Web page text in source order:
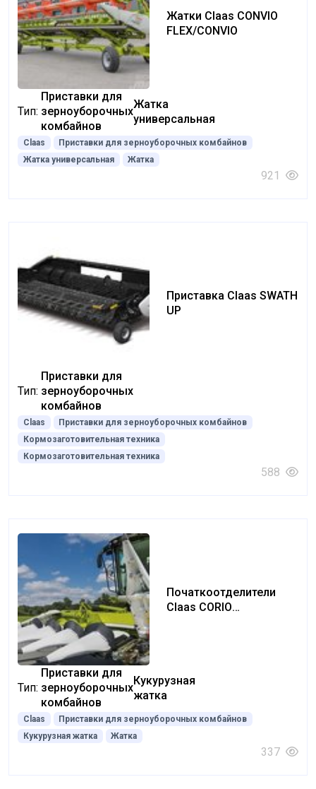
Жатки Claas CONVIO
FLEX/CONVIO
Тип:
Приставки для
зерноуборочных
комбайнов
Жатка
универсальная
Claas
Приставки для зерноуборочных комбайнов
Жатка универсальная
Жатка
921
Приставка Claas SWATH
UP
Тип:
Приставки для
зерноуборочных
комбайнов
Claas
Приставки для зерноуборочных комбайнов
Кормозаготовительная техника
Кормозаготовительная техника
588
Початкоотделители
Claas CORIO
Тип:
Приставки для
зерноуборочных
комбайнов
Кукурузная
жатка
Claas
Приставки для зерноуборочных комбайнов
Кукурузная жатка
Жатка
337